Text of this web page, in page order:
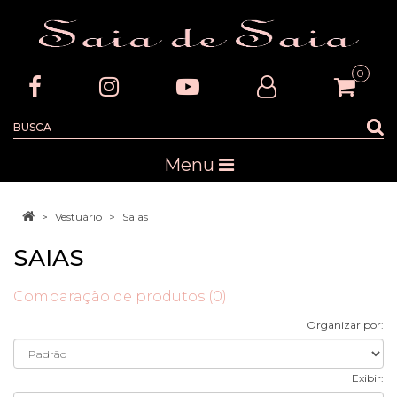
0
Menu
Vestuário Saias
SAIAS
Comparação de produtos (0)
Organizar por:
Exibir: